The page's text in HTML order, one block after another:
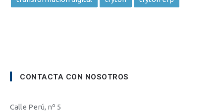
CONTACTA CON NOSOTROS
Calle Perú, nº 5